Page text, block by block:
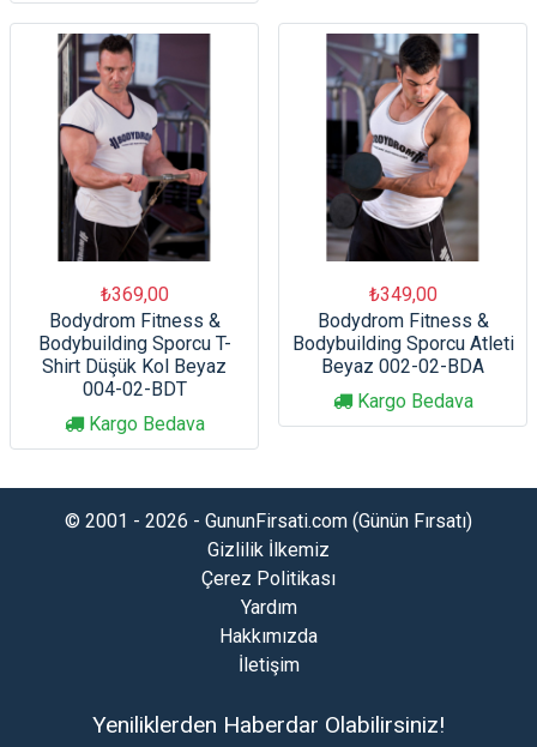
₺369,00
Bodydrom Fitness &
Bodybuilding Sporcu T-
Shirt Düşük Kol Beyaz
004-02-BDT
Kargo Bedava
₺349,00
Bodydrom Fitness &
Bodybuilding Sporcu Atleti
Beyaz 002-02-BDA
Kargo Bedava
© 2001 - 2026 - GununFirsati.com (Günün Fırsatı)
Gizlilik İlkemiz
Çerez Politikası
Yardım
Hakkımızda
İletişim
Yeniliklerden Haberdar Olabilirsiniz!